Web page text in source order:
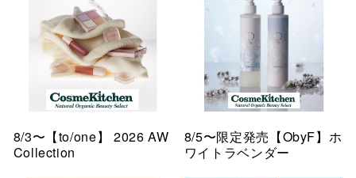
8/3〜【to/one】 2026 AW
Collection
8/5〜限定発売【ObyF】ホ
ワイトラベンダー